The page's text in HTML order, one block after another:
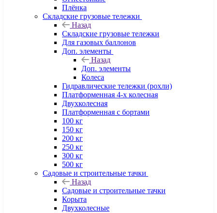
Плёнка
Складские грузовые тележки
Назад
Складские грузовые тележки
Для газовых баллонов
Доп. элементы
Назад
Доп. элементы
Колеса
Гидравлические тележки (рохли)
Платформенная 4-х колесная
Двухколесная
Платформенная с бортами
100 кг
150 кг
200 кг
250 кг
300 кг
500 кг
Садовые и строительные тачки
Назад
Садовые и строительные тачки
Корыта
Двухколесные